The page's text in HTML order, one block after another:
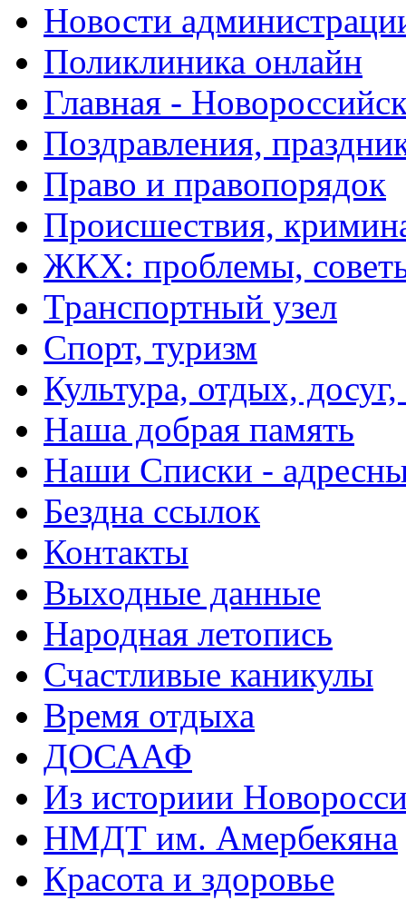
Новости
Поликлиника онлайн
Главная -
Поздравления,
Право и правопорядок
Происшествия,
ЖКХ: проблемы,
Транспортный узел
Спорт, туризм
Культура, отдых,
Наша добрая память
Наши Списки -
Бездна ссылок
Контакты
Выходные данные
Народная летопись
Счастливые каникулы
Время отдыха
ДОСААФ
Из историии
НМДТ им. Амербекяна
Красота и здоровье